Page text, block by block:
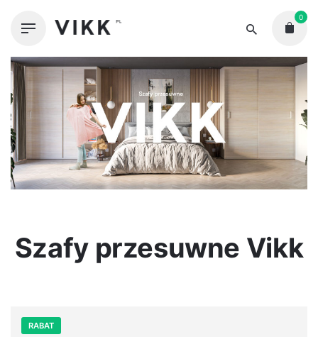
0
Szafy przesuwne Vikk
RABAT